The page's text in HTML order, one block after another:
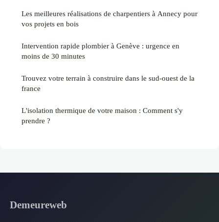
Les meilleures réalisations de charpentiers à Annecy pour
vos projets en bois
Intervention rapide plombier à Genève : urgence en
moins de 30 minutes
Trouvez votre terrain à construire dans le sud-ouest de la
france
L'isolation thermique de votre maison : Comment s'y
prendre ?
Demeureweb